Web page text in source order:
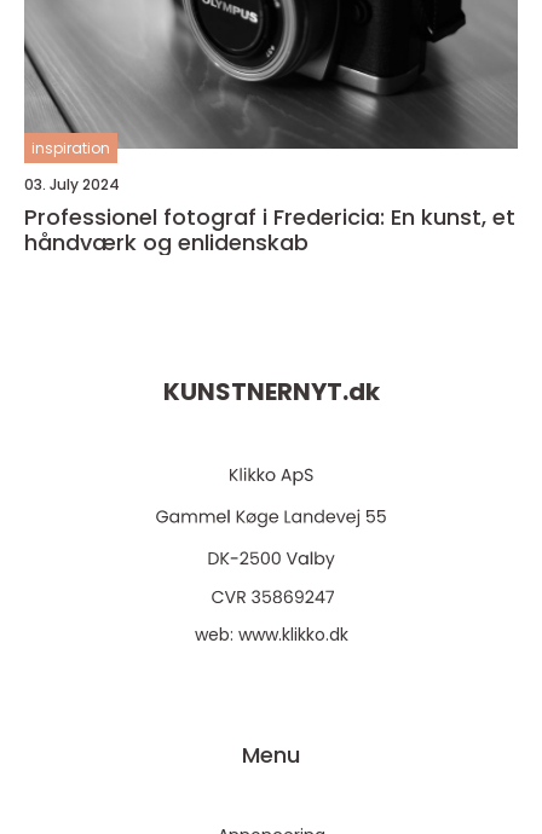
inspiration
03. July 2024
Professionel fotograf i Fredericia: En kunst, et
håndværk og enlidenskab
KUNSTNERNYT.dk
web: www.klikko.dk
Menu